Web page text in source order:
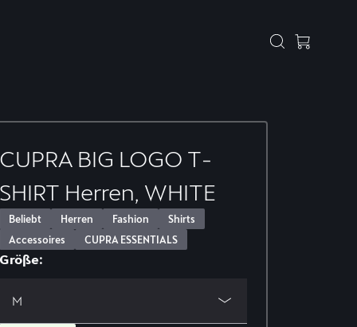
CUPRA BIG LOGO T-
SHIRT Herren, WHITE
Beliebt Herren Fashion
Shirts
Accessoires
CUPRA ESSENTIALS
Größe:
M